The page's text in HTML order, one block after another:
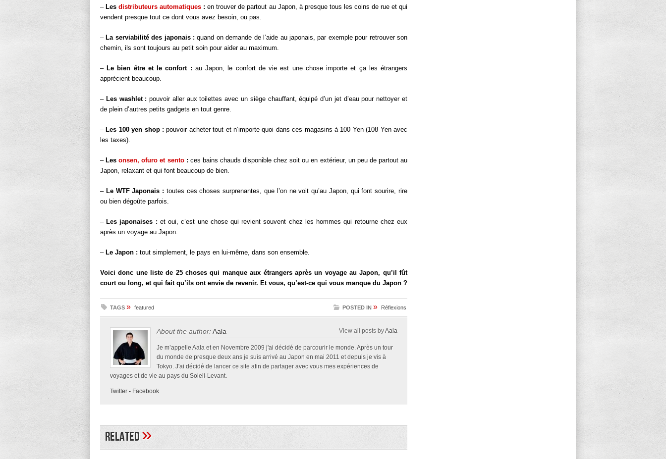
– Lesdistributeurs automatiques : en trouver de partout au Japon, à presque tous les coins de rue et qui
vendent presque tout ce dont vous avez besoin, ou pas.
– La serviabilité des japonais : quand on demande de l’aide au japonais, par exemple pour retrouver son
chemin, ils sont toujours au petit soin pour aider au maximum.
– Le bien être et le confort : au Japon, le confort de vie est une chose importe et ça les étrangers
apprécient beaucoup.
– Les washlet : pouvoir aller aux toilettes avec un siège chauffant, équipé d’un jet d’eau pour nettoyer et
de plein d’autres petits gadgets en tout genre.
– Les 100 yen shop : pouvoir acheter tout et n’importe quoi dans ces magasins à 100 Yen (108 Yen avec
les taxes).
– Lesonsen, ofuro et sento: ces bains chauds disponible chez soit ou en extérieur, un peu de partout au
Japon, relaxant et qui font beaucoup de bien.
– Le WTF Japonais : toutes ces choses surprenantes, que l’on ne voit qu’au Japon, qui font sourire, rire
ou bien dégoûte parfois.
– Les japonaises : et oui, c’est une chose qui revient souvent chez les hommes qui retourne chez eux
après un voyage au Japon.
– Le Japon : tout simplement, le pays en lui-même, dans son ensemble.
Voici donc une liste de 25 choses qui manque aux étrangers après un voyage au Japon, qu’il fût
court ou long, et qui fait qu’ils ont envie de revenir. Et vous, qu’est-ce qui vous manque du Japon ?
TAGS » featured POSTED IN » Réflexions
About the author:Aala View all posts byAala
Je m’appelle Aala et en Novembre 2009 j'ai décidé de parcourir le monde. Après un tour
du monde de presque deux ans je suis arrivé au Japon en mai 2011 et depuis je vis à
Tokyo. J'ai décidé de lancer ce site afin de partager avec vous mes expériences de
voyages et de vie au pays du Soleil-Levant.
Twitter - Facebook
Related»